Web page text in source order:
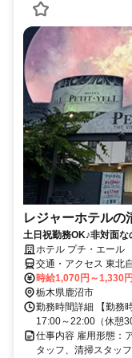
レジャーホテルの
土日祝勤務OK♪非対面
ホテル プチ・エール
交通・アクセス 東北
時給1,070円～1,330円
栃木県鹿沼市
勤務時間詳細 【勤務
17:00～22:00（休憩
仕事内容 雇用形態：
タッフ、清掃スタ